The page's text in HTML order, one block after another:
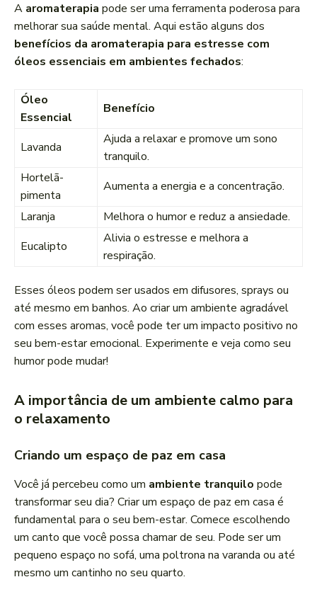
A aromaterapia pode ser uma ferramenta poderosa para
melhorar sua saúde mental. Aqui estão alguns dos
benefícios da aromaterapia para estresse com
óleos essenciais em ambientes fechados:
Óleo
Essencial
Benefício
Lavanda
Ajuda a relaxar e promove um sono
tranquilo.
Hortelã-
pimenta
Aumenta a energia e a concentração.
Laranja
Melhora o humor e reduz a ansiedade.
Eucalipto
Alivia o estresse e melhora a
respiração.
Esses óleos podem ser usados em difusores, sprays ou
até mesmo em banhos. Ao criar um ambiente agradável
com esses aromas, você pode ter um impacto positivo no
seu bem-estar emocional. Experimente e veja como seu
humor pode mudar!
A importância de um ambiente calmo para
o relaxamento
Criando um espaço de paz em casa
Você já percebeu como um ambiente tranquilo pode
transformar seu dia? Criar um espaço de paz em casa é
fundamental para o seu bem-estar. Comece escolhendo
um canto que você possa chamar de seu. Pode ser um
pequeno espaço no sofá, uma poltrona na varanda ou até
mesmo um cantinho no seu quarto.